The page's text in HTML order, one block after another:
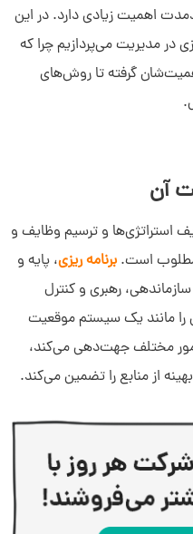
اهمیت زیادی دارد. در این
در مدیریت می‌پردازیم چرا که
گرفته تا روش‌های
آن
استراتژی‌ها و ترسیم وظایف و
مطلوب است. برنامه ریزی، پایه و
رهبری و کنترل
مانند یک سیستم موقعیت
مختلف جهت‌دهی می‌کند،
از منابع را تضمین می‌کند.